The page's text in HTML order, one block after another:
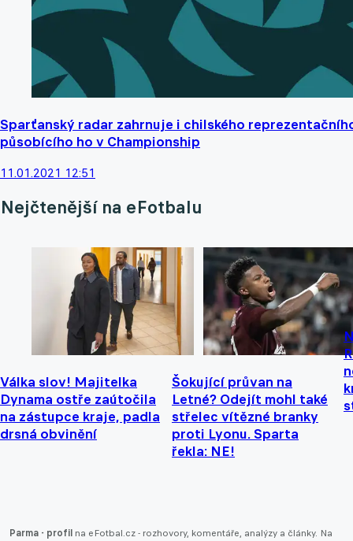
Sparťanský radar zahrnuje i chilského
působícího ho v Championship
11.01.2021 12:51
Nejčtenější na eFotbalu
Válka slov! Majitelka
Dynama ostře zaútočila
na zástupce kraje, padla
drsná obvinění
Šokující průvan na
Letné? Odejít mohl také
střelec vítězné branky
proti Lyonu. Sparta
řekla: NE!
Parma - profil na eFotbal.cz - rozhovory, komentáře, analýzy a články. Na